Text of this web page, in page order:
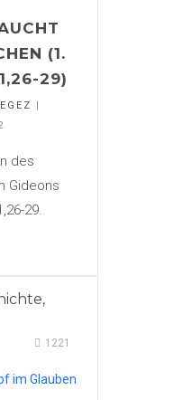
(1.
29)
|
des
Gideons
29.
,
1221